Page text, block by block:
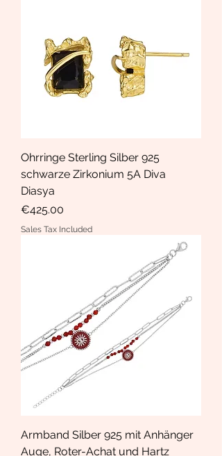
Ohrringe Sterling Silber 925
schwarze Zirkonium 5A Diva
Diasya
Price
€425.00
Sales Tax Included
Armband Silber 925 mit Anhänger
Auge, Roter-Achat und Hartz